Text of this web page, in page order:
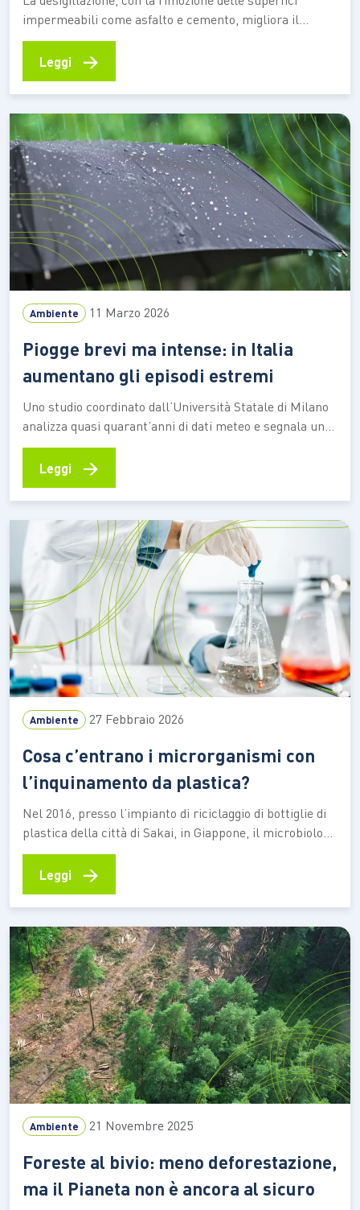
impermeabili come asfalto e cemento, migliora il
drenaggio delle piogge intense e rafforza l’adattamento
climatico nelle aree urbane Il suolo rappresenta una
biodiversità, regola il ciclo dell’acqua e immagazzina
carbonio, contribuendo in modo diretto alla resilienza
climatica.…
Leggi →
Ambiente 11 Marzo 2026
Piogge brevi ma intense: in Italia
aumentano gli episodi estremi
Uno studio coordinato dall’Università Statale di Milano
analizza quasi quarant’anni di dati meteo e segnala una
crescita dei rovesci più violenti, con rischi maggiori di
frane e alluvioni lampo Negli ultimi decenni l’Italia sta
concentrate in tempi molto brevi. Temporali capaci di
scaricare…
Leggi →
Ambiente 27 Febbraio 2026
Cosa c’entrano i microrganismi con
l’inquinamento da plastica?
Nel 2016, presso l’impianto di riciclaggio di bottiglie di
plastica della città di Sakai, in Giappone, il microbiologo
Shosuke Yoshida e colleghi prelevarono alcuni campioni
di terreno da destinare alla ricerca. Il loro obiettivo era
la presenza di microplastiche e nanoplastiche,…
Leggi →
Ambiente 21 Novembre 2025
Foreste al bivio: meno deforestazione,
ma il Pianeta non è ancora al sicuro